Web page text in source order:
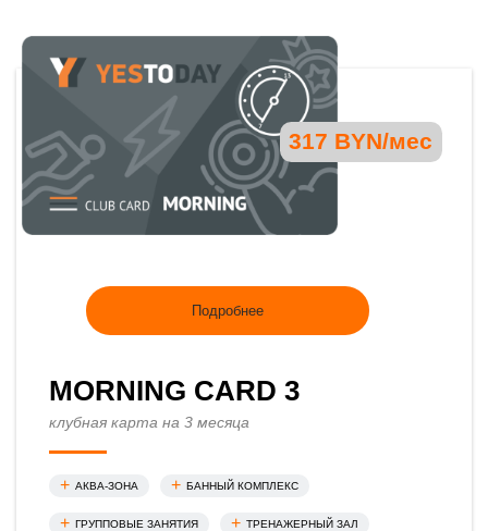
317 BYN/мес
Подробнее
MORNING CARD 3
клубная карта на 3 месяца
АКВА-ЗОНА БАННЫЙ КОМПЛЕКС
ГРУППОВЫЕ ЗАНЯТИЯ ТРЕНАЖЕРНЫЙ ЗАЛ